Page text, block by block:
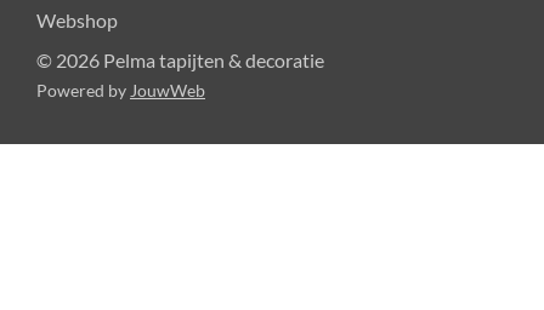
Webshop
© 2026 Pelma tapijten & decoratie
Powered by JouwWeb